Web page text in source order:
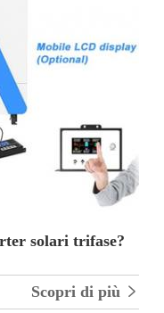
solari trifase?
Scopri di più 